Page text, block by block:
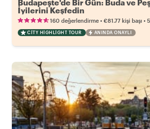
Budapeşte'de Bir Gün: Buda ve
İyilerini Keşfedin
160 değerlendirme • €81.77 kişi başı •
CITY HIGHLIGHT TOUR ANINDA ONAYLI